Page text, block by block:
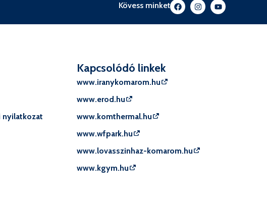
Kövess minket
nyilatkozat
Kapcsolódó linkek
www.iranykomarom.hu
www.erod.hu
www.komthermal.hu
www.wfpark.hu
www.lovasszinhaz-komarom.hu
www.kgym.hu